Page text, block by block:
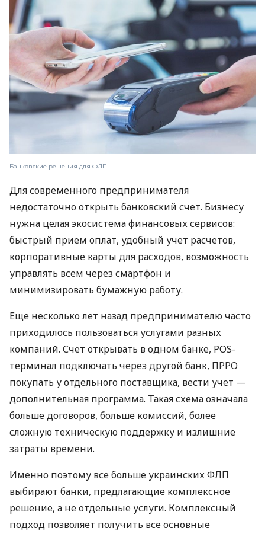
Банковские решения для ФЛП
Для современного предпринимателя
недостаточно открыть банковский счет. Бизнесу
нужна целая экосистема финансовых сервисов:
быстрый прием оплат, удобный учет расчетов,
корпоративные карты для расходов, возможность
управлять всем через смартфон и
минимизировать бумажную работу.
Еще несколько лет назад предпринимателю часто
приходилось пользоваться услугами разных
компаний. Счет открывать в одном банке, POS-
терминал подключать через другой банк, ПРРО
покупать у отдельного поставщика, вести учет —
дополнительная программа. Такая схема означала
больше договоров, больше комиссий, более
сложную техническую поддержку и излишние
затраты времени.
Именно поэтому все больше украинских ФЛП
выбирают банки, предлагающие комплексное
решение, а не отдельные услуги. Комплексный
подход позволяет получить все основные